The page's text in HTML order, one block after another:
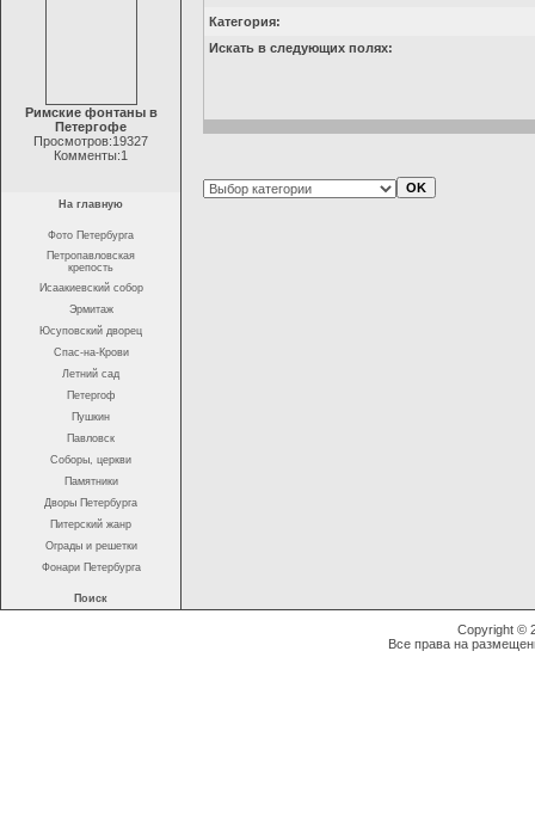
Римские фонтаны в
Петергофе
Просмотров:19327
Комменты:1
На главную
Фото Петербурга
Петропавловская
крепость
Исаакиевский собор
Эрмитаж
Юсуповский дворец
Спас-на-Крови
Летний сад
Петергоф
Пушкин
Павловск
Соборы, церкви
Памятники
Дворы Петербурга
Питерский жанр
Ограды и решетки
Фонари Петербурга
Поиск
Категория:
Искать в следующих полях:
Copyright ©
Все права на